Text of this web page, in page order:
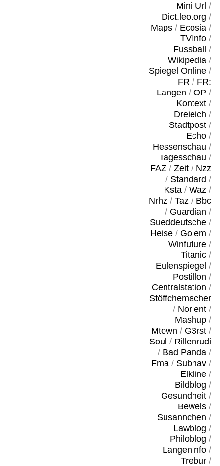
Mini Url /
Dict.leo.org /
Maps/ Ecosia/
TVInfo/
Fussball
/
Wikipedia/
Spiegel Online/
FR / FR:
Langen / OP /
Kontext/
Dreieich /
Stadtpost/
Echo/
Hessenschau /
Tagesschau /
FAZ/ Zeit/ Nzz
/ Standard /
Ksta/ Waz/
Nrhz/ Taz/ Bbc
/ Guardian /
Sueddeutsche/
Heise/ Golem /
Winfuture/
Titanic/
Eulenspiegel /
Postillon /
Centralstation /
Stöffchemacher
/ Norient/
Mashup/
Mtown / G3rst/
Soul / Rillenrudi
/ Bad Panda/
Fma/ Subnav/
Elkline/
Bildblog /
Gesundheit/
Beweis/
Susannchen /
Lawblog /
Philoblog /
Langeninfo/
Trebur/